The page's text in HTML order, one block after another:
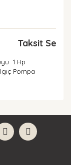
Taksit
1 Hp
Pompa